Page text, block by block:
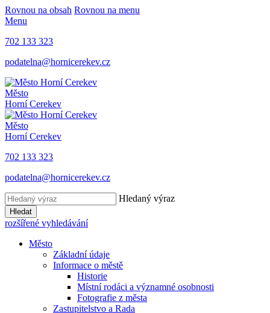
Rovnou na obsah Rovnou na menu
Menu
702 133 323
podatelna@hornicerekev.cz
Město
Horní Cerekev
Město
Horní Cerekev
702 133 323
podatelna@hornicerekev.cz
Hledaný výraz
Hledat
rozšířené vyhledávání
Město
Základní údaje
Informace o městě
Historie
Místní rodáci a významné osobnosti
Fotografie z města
Zastupitelstvo a Rada